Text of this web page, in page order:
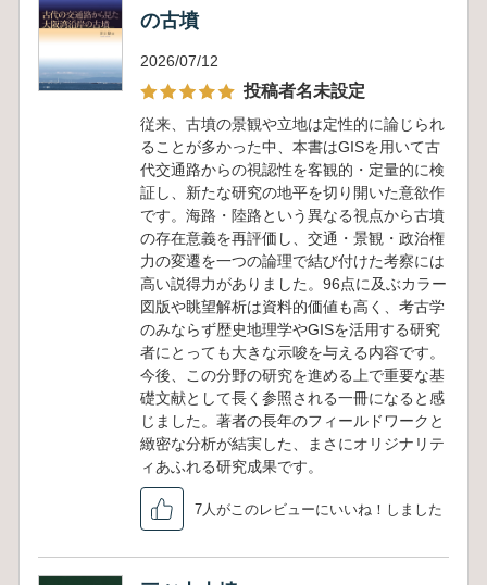
の古墳
2026/07/12
投稿者名未設定
従来、古墳の景観や立地は定性的に論じられ
ることが多かった中、本書はGISを用いて古
代交通路からの視認性を客観的・定量的に検
証し、新たな研究の地平を切り開いた意欲作
です。海路・陸路という異なる視点から古墳
の存在意義を再評価し、交通・景観・政治権
力の変遷を一つの論理で結び付けた考察には
高い説得力がありました。96点に及ぶカラー
図版や眺望解析は資料的価値も高く、考古学
のみならず歴史地理学やGISを活用する研究
者にとっても大きな示唆を与える内容です。
今後、この分野の研究を進める上で重要な基
礎文献として長く参照される一冊になると感
じました。著者の長年のフィールドワークと
緻密な分析が結実した、まさにオリジナリテ
ィあふれる研究成果です。
7人がこのレビューにいいね！しました